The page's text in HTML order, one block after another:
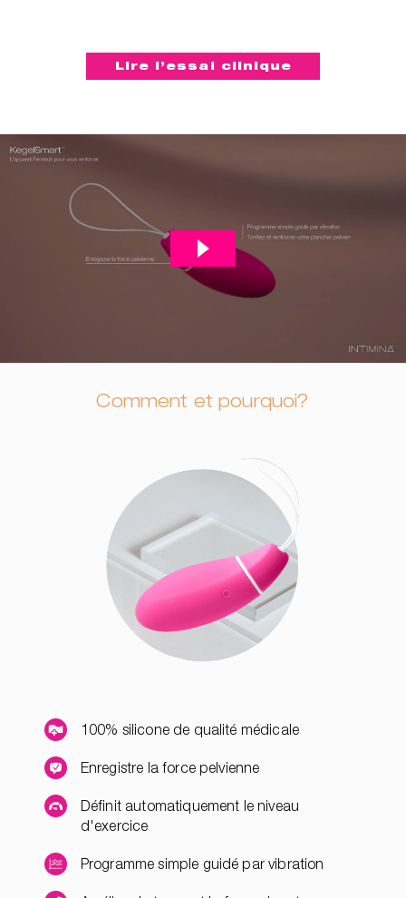
Lire l’essai clinique
Comment et pourquoi?
100% silicone de qualité médicale
Enregistre la force pelvienne
Définit automatiquement le niveau
d'exercice
Programme simple guidé par vibration